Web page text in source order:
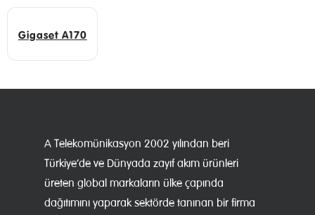
Gigaset A170
A Telekomünikasyon 2002 yılından beri
Türkiye’de ve Dünyada zayıf akım ürünleri
üreten global markaların ülke çapında
dağıtımını yaparak sektörde tanınan bir firma